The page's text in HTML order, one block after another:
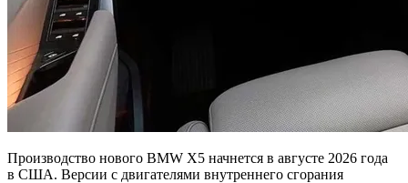
Производство нового BMW X5 начнется в августе 2026 года
в США. Версии с двигателями внутреннего сгорания